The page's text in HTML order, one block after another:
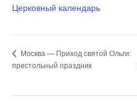
Церковный календарь
Москва — Приход святой Ольги:
престольный праздник